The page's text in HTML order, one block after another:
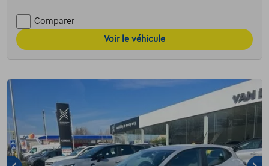
Comparer
Voir le véhicule